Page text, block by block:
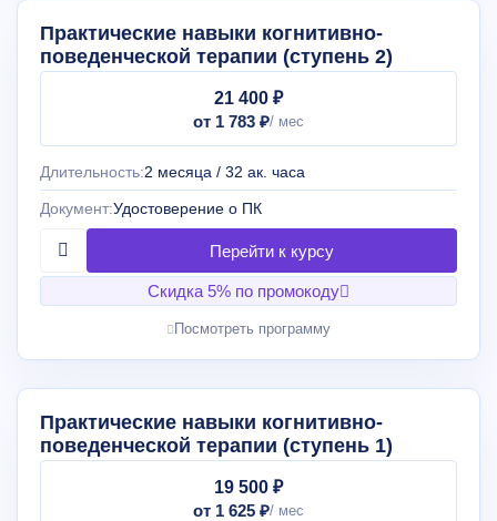
Практические навыки когнитивно-
поведенческой терапии (ступень 2)
21 400 ₽
от 1 783 ₽
Длительность:2 месяца / 32 ак. часа
Документ:Удостоверение о ПК
Скидка 5% по промокоду
Посмотреть программу
Практические навыки когнитивно-
поведенческой терапии (ступень 1)
19 500 ₽
от 1 625 ₽